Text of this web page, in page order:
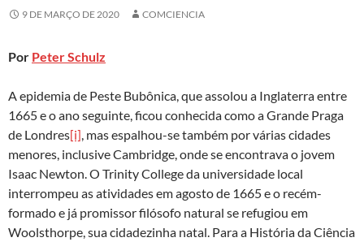
9 DE MARÇO DE 2020 COMCIENCIA
Por Peter Schulz
A epidemia de Peste Bubônica, que assolou a Inglaterra entre
1665 e o ano seguinte, ficou conhecida como a Grande Praga
de Londres[i], mas espalhou-se também por várias cidades
menores, inclusive Cambridge, onde se encontrava o jovem
Isaac Newton. O Trinity College da universidade local
interrompeu as atividades em agosto de 1665 e o recém-
formado e já promissor filósofo natural se refugiou em
Woolsthorpe, sua cidadezinha natal. Para a História da Ciência